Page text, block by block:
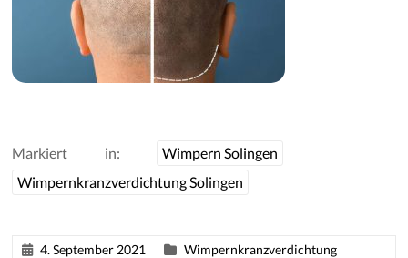
Markiert in:
Wimpern Solingen
Wimpernkranzverdichtung Solingen
4. September 2021 Wimpernkranzverdichtung